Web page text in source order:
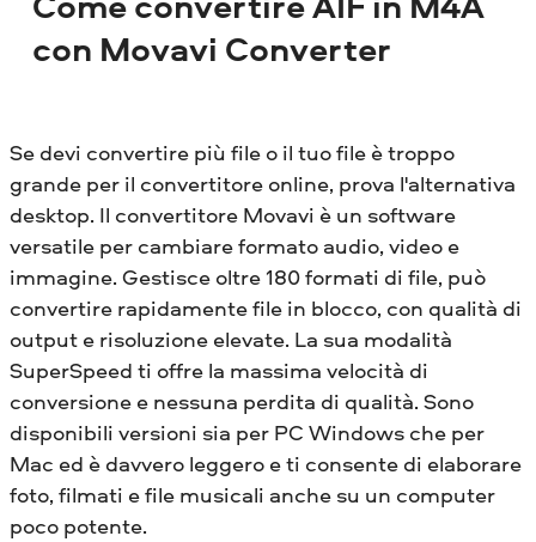
con Movavi Converter
Se devi convertire più file o il tuo file è troppo
grande per il convertitore online, prova l'alternativa
desktop. Il convertitore Movavi è un software
versatile per cambiare formato audio, video e
immagine. Gestisce oltre 180 formati di file, può
convertire rapidamente file in blocco, con qualità di
output e risoluzione elevate. La sua modalità
SuperSpeed ​​ti offre la massima velocità di
conversione e nessuna perdita di qualità. Sono
disponibili versioni sia per PC Windows che per
Mac ed è davvero leggero e ti consente di elaborare
foto, filmati e file musicali anche su un computer
poco potente.